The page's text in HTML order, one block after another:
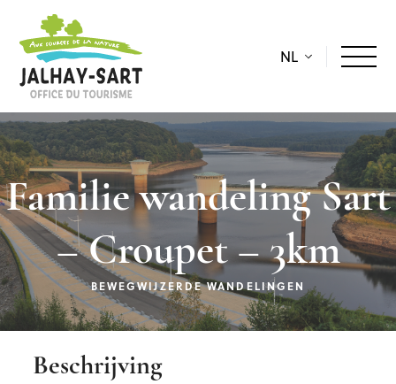
NL
Familie wandeling Sart
– Croupet – 3km
BEWEGWIJZERDE WANDELINGEN
Beschrijving
Beschrijving